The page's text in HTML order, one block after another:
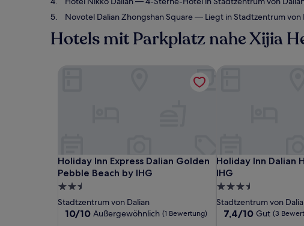
Novotel Dalian Zhongshan Square— Liegt in Stadtzentrum
Hotels mit Parkplatz nahe Xijia
Holiday Inn Express Dalian Golden
Pebble Beach by IHG
Holiday Inn Express Dalian Golden Pebble Beach by IHG
2.5-
Sterne-
Unterkunft
Stadtzentrum von Dalian
10.0
10/10 Außergewöhnlich (1 Bewertung)
Holiday Inn Express Dalian Golden Pebble Beach by IHG
Holiday Inn Dalian
IHG
Holiday Inn Dalian
3.5-
Sterne-
Unterkunft
Stadtzentrum von
7.4
7,4/10 Gut (3
Holiday Inn Dalian